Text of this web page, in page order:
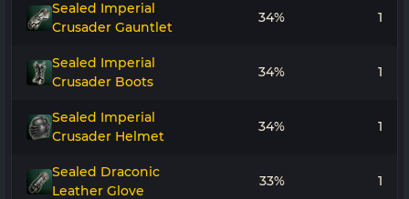
Sealed Imperial
Crusader Gauntlet
34% 1
Sealed Imperial
Crusader Boots
34% 1
Sealed Imperial
Crusader Helmet
34% 1
Sealed Draconic
Leather Glove
33% 1